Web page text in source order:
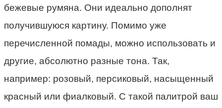
бежевые румяна. Они идеально дополнят
получившуюся картину. Помимо уже
перечисленной помады, можно использовать и
другие, абсолютно разные тона. Так,
например: розовый, персиковый, насыщенный
красный или фиалковый. С такой палитрой ваш